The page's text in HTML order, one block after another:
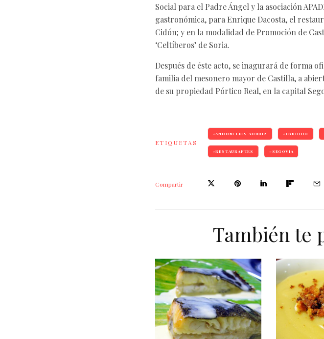
Social para el Padre Ángel y la asociación
gastronómica, para Enrique Dacosta, el
Cidón; y en la modalidad de Promoción de
‘Celtíberos’ de Soria.
Después de éste acto, se inagurará de forma
familia del mesonero mayor de Castilla, a
de su propiedad Pórtico Real, en la capital
ETIQUETAS
ANDONI LUIS ADURIZ CANDIDO
RESTAURANTES SEGOVIA
Compartir
También te